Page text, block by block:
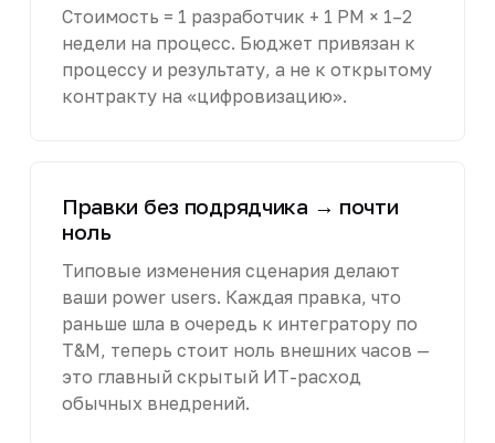
Стоимость = 1 разработчик + 1 PM × 1–2
недели на процесс. Бюджет привязан к
процессу и результату, а не к открытому
контракту на «цифровизацию».
Правки без подрядчика → почти
ноль
Типовые изменения сценария делают
ваши power users. Каждая правка, что
раньше шла в очередь к интегратору по
T&M, теперь стоит ноль внешних часов —
это главный скрытый ИТ-расход
обычных внедрений.